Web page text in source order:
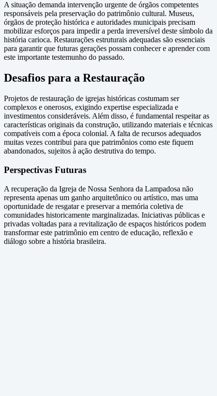
A situação demanda intervenção urgente de órgãos competentes
responsáveis pela preservação do patrimônio cultural. Museus,
órgãos de proteção histórica e autoridades municipais precisam
mobilizar esforços para impedir a perda irreversível deste símbolo da
história carioca. Restaurações estruturais adequadas são essenciais
para garantir que futuras gerações possam conhecer e aprender com
este importante testemunho do passado.
Desafios para a Restauração
Projetos de restauração de igrejas históricas costumam ser
complexos e onerosos, exigindo expertise especializada e
investimentos consideráveis. Além disso, é fundamental respeitar as
características originais da construção, utilizando materiais e técnicas
compatíveis com a época colonial. A falta de recursos adequados
muitas vezes contribui para que patrimônios como este fiquem
abandonados, sujeitos à ação destrutiva do tempo.
Perspectivas Futuras
A recuperação da Igreja de Nossa Senhora da Lampadosa não
representa apenas um ganho arquitetônico ou artístico, mas uma
oportunidade de resgatar e preservar a memória coletiva de
comunidades historicamente marginalizadas. Iniciativas públicas e
privadas voltadas para a revitalização de espaços históricos podem
transformar este patrimônio em centro de educação, reflexão e
diálogo sobre a história brasileira.